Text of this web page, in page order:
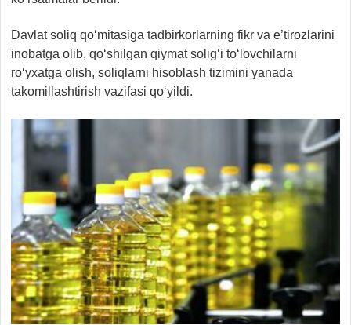
Davlat soliq qo‘mitasiga tadbirkorlarning fikr va e’tirozlarini
inobatga olib, qo‘shilgan qiymat solig‘i to‘lovchilarni
ro‘yxatga olish, soliqlarni hisoblash tizimini yanada
takomillashtirish vazifasi qo‘yildi.